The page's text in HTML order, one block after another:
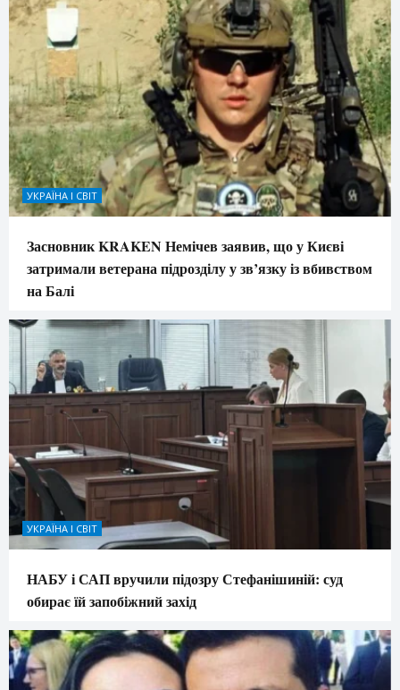
УКРАЇНА І СВІТ
Засновник KRAKEN Немічев заявив, що у Києві
затримали ветерана підрозділу у зв’язку із вбивством
на Балі
УКРАЇНА І СВІТ
НАБУ і САП вручили підозру Стефанішиній: суд
обирає їй запобіжний захід